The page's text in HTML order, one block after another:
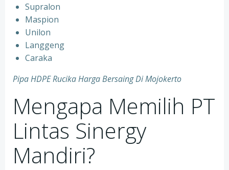
Supralon
Maspion
Unilon
Langgeng
Caraka
Pipa HDPE Rucika Harga Bersaing Di Mojokerto
Mengapa Memilih PT
Lintas Sinergy
Mandiri?